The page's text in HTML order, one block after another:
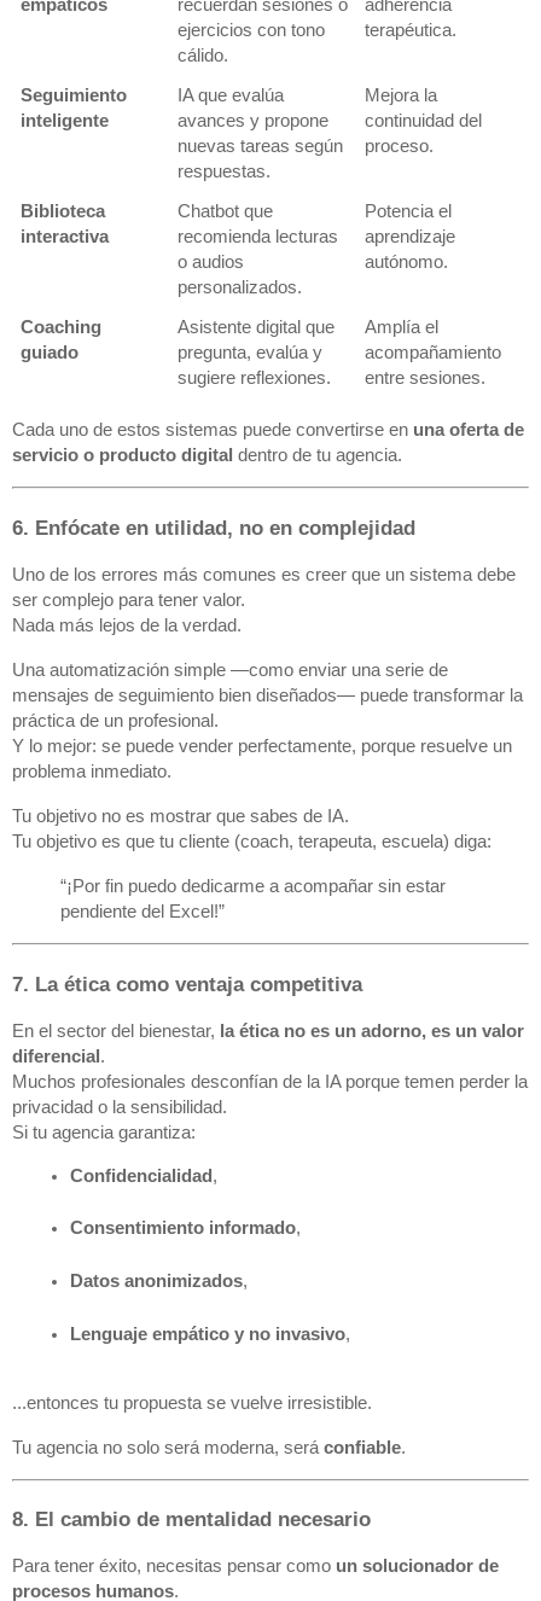
empáticos
recuerdan sesiones o
ejercicios con tono
cálido.
adherencia
terapéutica.
Seguimiento
inteligente
IA que evalúa
avances y propone
nuevas tareas según
respuestas.
Mejora la
continuidad del
proceso.
Biblioteca
interactiva
Chatbot que
recomienda lecturas
o audios
personalizados.
Potencia el
aprendizaje
autónomo.
Coaching
guiado
Asistente digital que
pregunta, evalúa y
sugiere reflexiones.
Amplía el
acompañamiento
entre sesiones.
Cada uno de estos sistemas puede convertirse en una oferta de
servicio o producto digital dentro de tu agencia.
6. Enfócate en utilidad, no en complejidad
Uno de los errores más comunes es creer que un sistema debe
ser complejo para tener valor.
Nada más lejos de la verdad.
Una automatización simple —como enviar una serie de
mensajes de seguimiento bien diseñados— puede transformar la
práctica de un profesional.
Y lo mejor: se puede vender perfectamente, porque resuelve un
problema inmediato.
Tu objetivo no es mostrar que sabes de IA.
Tu objetivo es que tu cliente (coach, terapeuta, escuela) diga:
“¡Por fin puedo dedicarme a acompañar sin estar
pendiente del Excel!”
7. La ética como ventaja competitiva
En el sector del bienestar, la ética no es un adorno, es un valor
diferencial.
Muchos profesionales desconfían de la IA porque temen perder la
privacidad o la sensibilidad.
Si tu agencia garantiza:
Confidencialidad,
Consentimiento informado,
Datos anonimizados,
Lenguaje empático y no invasivo,
...entonces tu propuesta se vuelve irresistible.
Tu agencia no solo será moderna, será confiable.
8. El cambio de mentalidad necesario
Para tener éxito, necesitas pensar como un solucionador de
procesos humanos.